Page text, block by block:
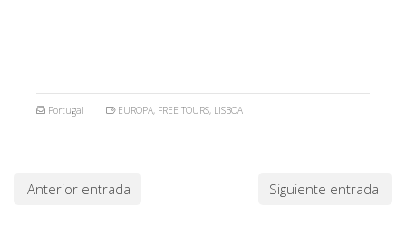
Portugal EUROPA, FREE TOURS, LISBOA
Anterior entrada Siguiente entrada